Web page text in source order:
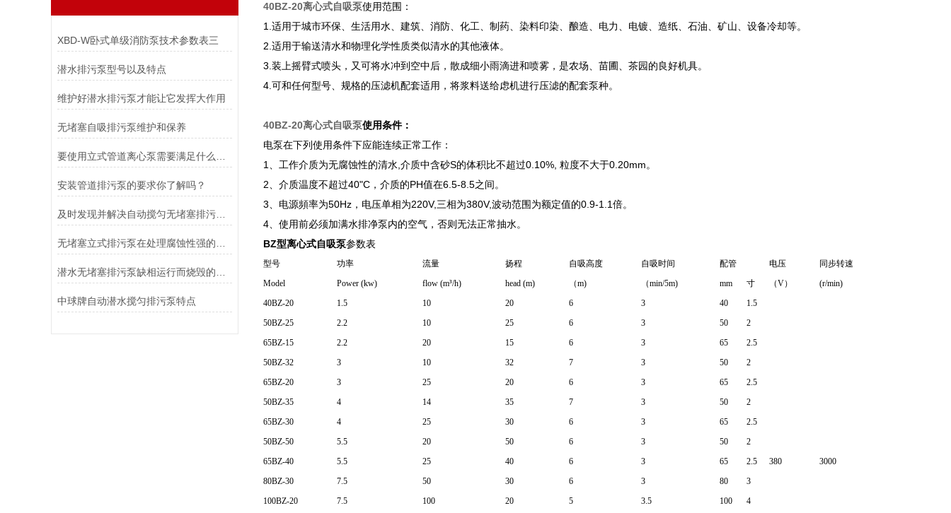
XBD-W卧式单级消防泵技术参数表三
潜水排污泵型号以及特点
维护好潜水排污泵才能让它发挥大作用
无堵塞自吸排污泵维护和保养
安装管道排污泵的要求你了解吗？
及时发现并解决自动搅匀无堵塞排污泵故障是延长其使用寿命的关键
中球牌自动潜水搅匀排污泵特点
40BZ-20离心式自吸泵使用范围：
1.适用于城市环保、生活用水、建筑、消防、化工、制药、染料印染、酿造、电力、电镀、造纸、石油、矿山、设备冷却等。
2.适用于输送清水和物理化学性质类似清水的其他液体。
3.装上摇臂式喷头，又可将水冲到空中后，散成细小雨滴进和喷雾，是农场、苗圃、茶园的良好机具。
4.可和任何型号、规格的压滤机配套适用，将浆料送给虑机进行压滤的配套泵种。
40BZ-20离心式自吸泵使用条件：
电泵在下列使用条件下应能连续正常工作：
1、工作介质为无腐蚀性的清水,介质中含砂S的体积比不超过0.10%, 粒度不大于0.20mm。
2、介质温度不超过40"C，介质的PH值在6.5-8.5之间。
3、电源頻率为50Hz，电压单相为220V,三相为380V,波动范围为额定值的0.9-1.1倍。
4、使用前必须加满水排净泵内的空气，否则无法正常抽水。
BZ型离心式自吸泵参数表
型号
Model
功率
Power (kw)
流量
flow (m³/h)
扬程
head (m)
自吸高度
（m)
自吸时间
（min/5m)
配管
电压
（V）
同步转速
(r/min)
mm
寸
40BZ-20
1.5 10 20 6 3 40 1.5
380 3000
50BZ-25 2.2 10 25 6 3 50
2
65BZ-15
2.2 20 15 6 3 65
2.5
50BZ-32
3 10 32 7 3 50
2
65BZ-20
3 25 20 6 3 65
2.5
50BZ-35
4 14 35 7 3 50
2
65BZ-30
4 25 30 6 3 65
2.5
50BZ-50
5.5 20 50 6 3 50
2
65BZ-40
5.5 25 40 6 3 65
2.5
80BZ-30
7.5 50 30 6 3 80
3
100BZ-20
7.5 100 20 5 3.5 100
4